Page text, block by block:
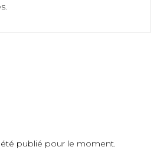
été publié pour le moment.